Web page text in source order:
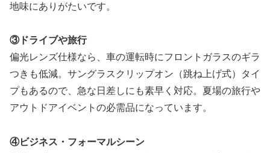
地味にありがたいです。
③ドライブや旅行
偏光レンズ仕様なら、車の運転時にフロントガラスのギラ
つきも低減。サングラスクリップオン（跳ね上げ式）タイ
プもあるので、急な日差しにも素早く対応。夏場の旅行や
アウトドアイベントの必需品になっています。
④ビジネス・フォーマルシーン